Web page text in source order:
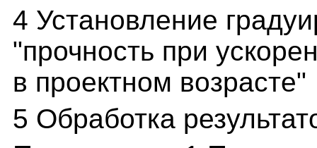
4 Установление
"прочность при
в проектном возрасте"
5 Обработка